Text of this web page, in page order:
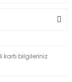
bilgileriniz